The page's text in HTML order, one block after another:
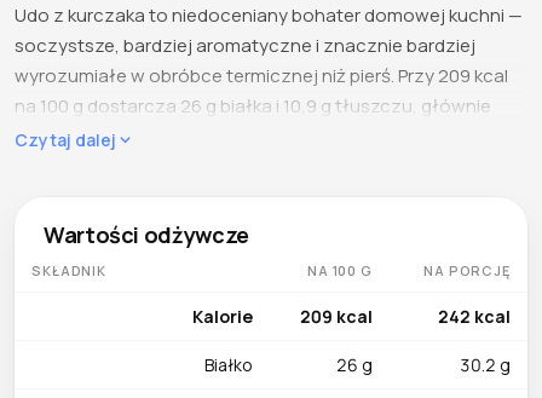
Udo z kurczaka to niedoceniany bohater domowej kuchni —
soczystsze, bardziej aromatyczne i znacznie bardziej
wyrozumiałe w obróbce termicznej niż pierś. Przy 209 kcal
na 100 g dostarcza 26 g białka i 10,9 g tłuszczu, głównie
jednonienasyconego, który nadaje mięsu aksamitną
składnikiem diet niskowęglowodanowych, a 63,1% wody
energetyczny i syntezę koenzymu A. Niacyna (6,73 mg,
Czytaj dalej
Wartości odżywcze
SKŁADNIK NA 100 G NA PORCJĘ
Kalorie 209 kcal 242 kcal
Białko 26 g 30.2 g